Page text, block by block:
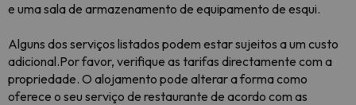
e uma sala de armazenamento de equipamento de esqui.
Alguns dos serviços listados podem estar sujeitos a um custo
adicional.Por favor, verifique as tarifas directamente com a
propriedade. O alojamento pode alterar a forma como
oferece o seu serviço de restaurante de acordo com as